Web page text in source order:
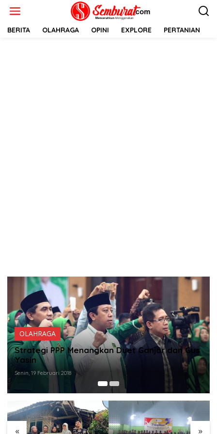
BERITA OLAHRAGA OPINI EXPLORE PERTANIAN
dan Gus
OLAHRAGA
Ini Dia Hubungan Partai Garuda dengan
Gerindra
Senin, 19 Februari 2018
« »